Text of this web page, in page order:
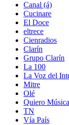
Canal (á)
Cucinare
El Doce
eltrece
Cienradios
Clarín
Grupo Clarín
La 100
La Voz del
Mitre
Olé
Quiero Música
TN
Vía País